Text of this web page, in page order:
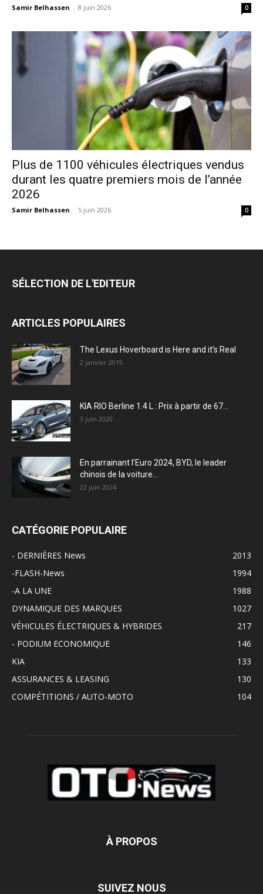
Samir Belhassen - 8 juin 2026 0
Plus de 1100 véhicules électriques vendus
durant les quatre premiers mois de l’année
2026
Samir Belhassen - 5 juin 2026 0
SÉLECTION DE L'EDITEUR
ARTICLES POPULAIRES
The Lexus Hoverboard is Here and it’s Real
2 janvier 2019
KIA RIO Berline 1.4 L : Prix à partir de 67...
3 juin 2020
En parrainant l’Euro 2024, BYD, le leader
chinois de la voiture...
22 juin 2024
CATÉGORIE POPULAIRE
- DERNIÈRES News
2013
-FLASH-News
1994
-A LA UNE
1988
DYNAMIQUE DES MARQUES
1027
VÉHICULES ÉLECTRIQUES & HYBRIDES
217
- PODIUM ECONOMIQUE
146
KIA
133
ASSURANCES & LEASING
130
COMPÉTITIONS / AUTO-MOTO
104
À PROPOS
SUIVEZ NOUS